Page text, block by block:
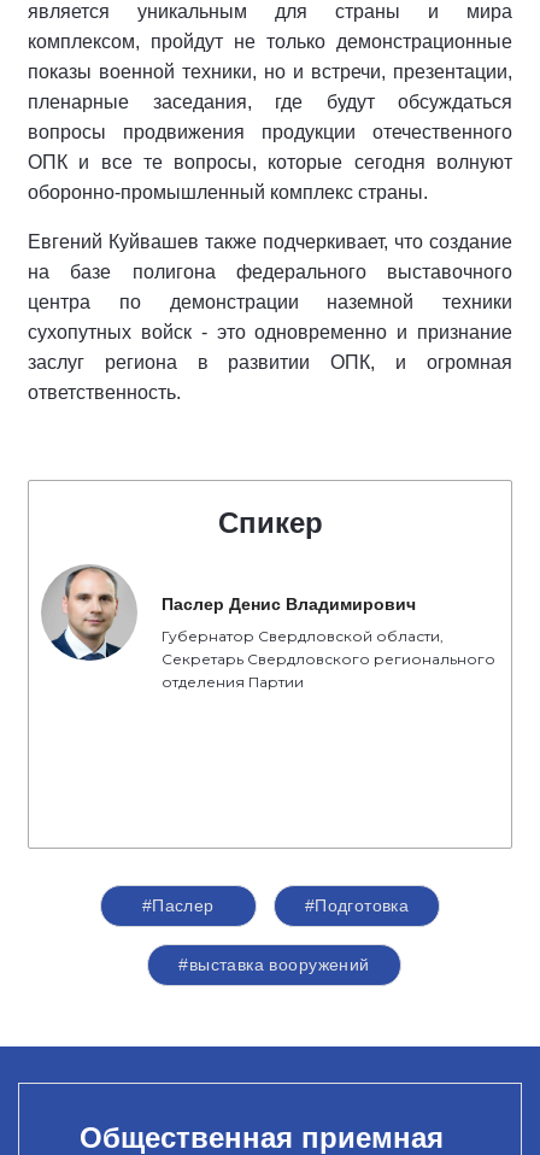
является уникальным для страны и мира
комплексом, пройдут не только демонстрационные
показы военной техники, но и встречи, презентации,
пленарные заседания, где будут обсуждаться
вопросы продвижения продукции отечественного
ОПК и все те вопросы, которые сегодня волнуют
оборонно-промышленный комплекс страны.
Евгений Куйвашев также подчеркивает, что создание
на базе полигона федерального выставочного
центра по демонстрации наземной техники
сухопутных войск - это одновременно и признание
заслуг региона в развитии ОПК, и огромная
ответственность.
Спикер
Паслер Денис Владимирович
Губернатор Свердловской области,
Секретарь Свердловского регионального
отделения Партии
#Паслер #Подготовка
#выставка вооружений
Общественная приемная